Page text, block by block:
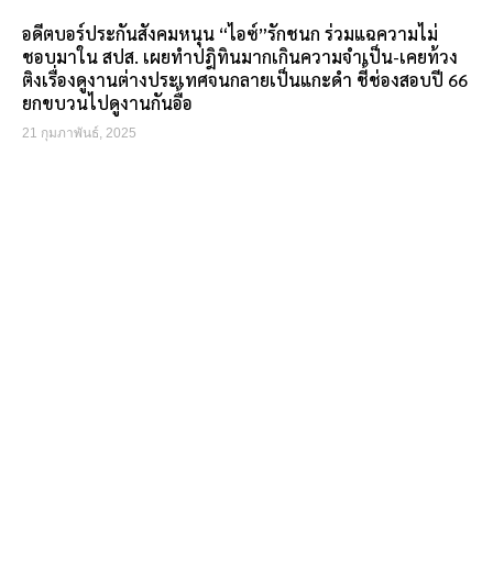
อดีตบอร์ประกันสังคมหนุน “ไอซ์”รักชนก ร่วมแฉความไม่
ชอบมาใน สปส. เผยทำปฎิทินมากเกินความจำเป็น-เคยท้วง
ติงเรื่องดูงานต่างประเทศจนกลายเป็นแกะดำ ชี้ช่องสอบปี 66
ยกขบวนไปดูงานกันอื้อ
21 กุมภาพันธ์, 2025